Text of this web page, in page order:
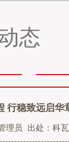
态
行稳致远启华
理员 出处：科